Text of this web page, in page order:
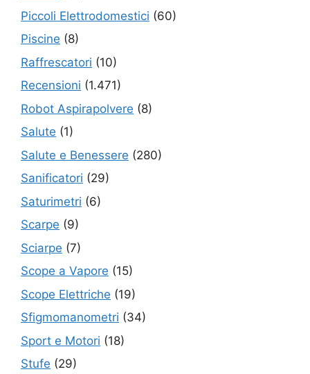
Piccoli Elettrodomestici (60)
Piscine (8)
Raffrescatori (10)
Recensioni (1.471)
Robot Aspirapolvere (8)
Salute (1)
Salute e Benessere (280)
Sanificatori (29)
Saturimetri (6)
Scarpe (9)
Sciarpe (7)
Scope a Vapore (15)
Scope Elettriche (19)
Sfigmomanometri (34)
Sport e Motori (18)
Stufe (29)